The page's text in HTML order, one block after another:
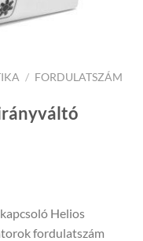
/ FORDULATSZÁM
Helios
fordulatszám